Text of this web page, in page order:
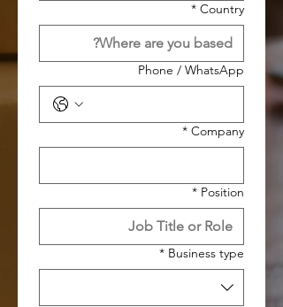
Country
*
Phone / WhatsApp
Company
*
Position
*
Business type
*